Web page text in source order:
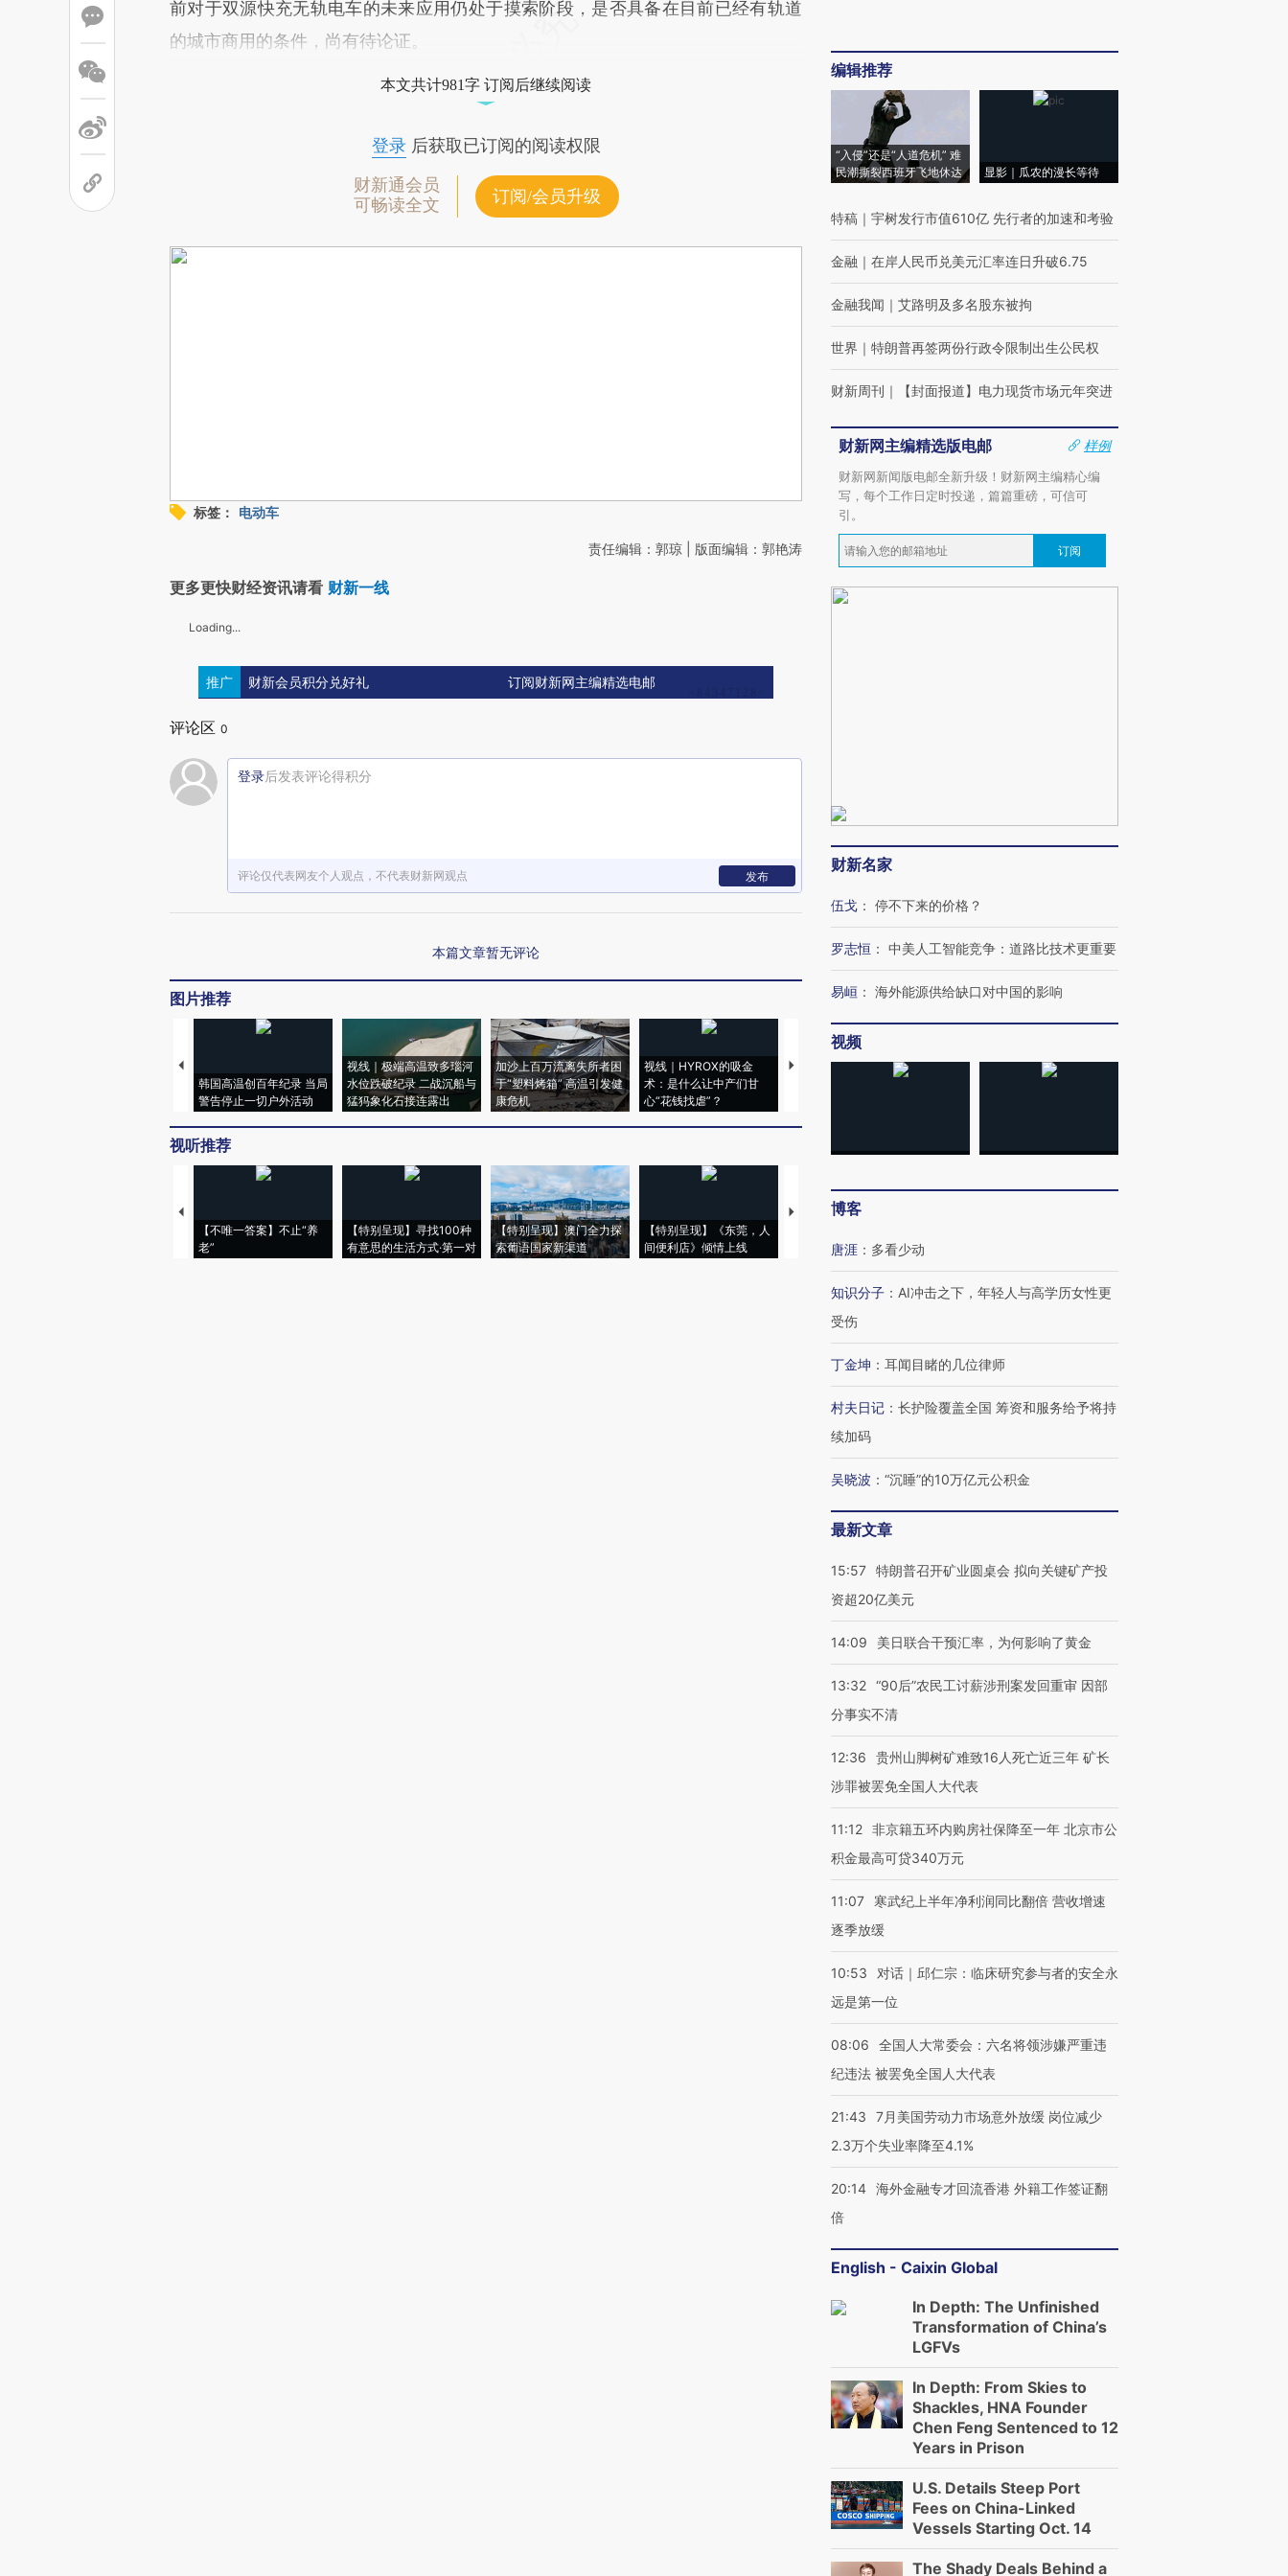
前对于双源快充无轨电车的未来应用仍处于摸索阶段，是否具备在目前已经有轨道
的城市商用的条件，尚有待论证。
本文共计981字 订阅后继续阅读
登录后获取已订阅的阅读权限
财新通会员
可畅读全文
订阅/会员升级
标签： 电动车
责任编辑：郭琼 | 版面编辑：郭艳涛
更多更快财经资讯请看 财新一线
Loading...
推广 财新会员积分兑好礼 订阅财新网主编精选电邮
评论区 0
登录后发表评论得积分
评论仅代表网友个人观点，不代表财新网观点 发布
本篇文章暂无评论
图片推荐
韩国高温创百年纪录 当局
警告停止一切户外活动
视线｜极端高温致多瑙河
水位跌破纪录 二战沉船与
猛犸象化石接连露出
加沙上百万流离失所者困
于“塑料烤箱” 高温引发健
康危机
视线｜HYROX的吸金
术：是什么让中产们甘
心“花钱找虐”？
马航飞行员跨国走私7万
视线｜被称为“蟑螂”的印
视线｜“入侵”还是“人道危
视听推荐
【不唯一答案】不止“养
老”
【特别呈现】寻找100种
有意思的生活方式·第一对
【特别呈现】澳门全力探
索葡语国家新渠道
【特别呈现】《东莞，人
间便利店》倾情上线
【推广】走进第四届链博
编辑推荐
“入侵”还是“人道危机” 难
民潮撕裂西班牙飞地休达
显影｜瓜农的漫长等待
特稿 ｜ 宇树发行市值610亿 先行者的加速和考验
金融 ｜ 在岸人民币兑美元汇率连日升破6.75
金融我闻 ｜ 艾路明及多名股东被拘
世界 ｜ 特朗普再签两份行政令限制出生公民权
财新周刊 ｜ 【封面报道】电力现货市场元年突进
财新网主编精选版电邮
样例
财新网新闻版电邮全新升级！财新网主编精心编
写，每个工作日定时投递，篇篇重磅，可信可
引。
订阅
财新名家
伍戈 ： 停不下来的价格？
罗志恒 ： 中美人工智能竞争：道路比技术更重要
易峘 ： 海外能源供给缺口对中国的影响
视频
博客
唐涯 ： 多看少动
知识分子 ： AI冲击之下，年轻人与高学历女性更
受伤
丁金坤 ： 耳闻目睹的几位律师
村夫日记 ： 长护险覆盖全国 筹资和服务给予将持
续加码
吴晓波 ： “沉睡”的10万亿元公积金
最新文章
15:57 特朗普召开矿业圆桌会 拟向关键矿产投
资超20亿美元
14:09 美日联合干预汇率，为何影响了黄金
13:32 “90后”农民工讨薪涉刑案发回重审 因部
分事实不清
12:36
贵州山脚树矿难致16人死亡近三年 矿长
涉罪被罢免全国人大代表
11:12 非京籍五环内购房社保降至一年 北京市公
积金最高可贷340万元
11:07
寒武纪上半年净利润同比翻倍 营收增速
逐季放缓
10:53
对话｜邱仁宗：临床研究参与者的安全永
远是第一位
08:06
全国人大常委会：六名将领涉嫌严重违
纪违法 被罢免全国人大代表
21:43
7月美国劳动力市场意外放缓 岗位减少
2.3万个失业率降至4.1%
20:14 海外金融专才回流香港 外籍工作签证翻
倍
English - Caixin Global
In Depth: The Unfinished
Transformation of China’s
LGFVs
In Depth: From Skies to
Shackles, HNA Founder
Chen Feng Sentenced to 12
Years in Prison
U.S. Details Steep Port
Fees on China-Linked
Vessels Starting Oct. 14
The Shady Deals Behind a